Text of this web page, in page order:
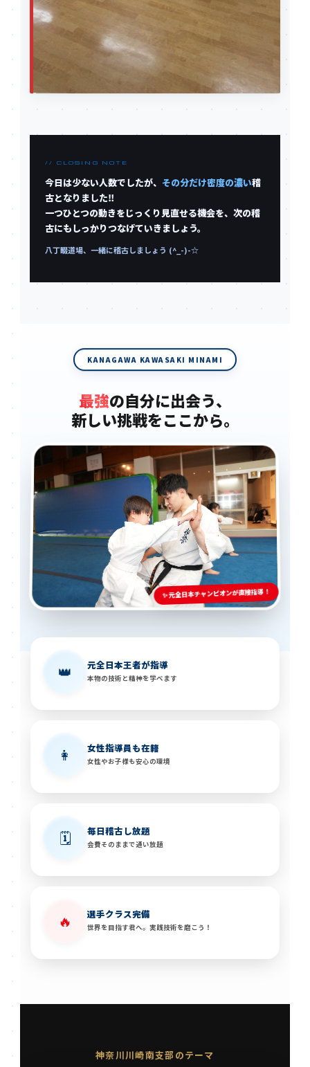
// CLOSING NOTE
今日は少ない人数でしたが、 その分だけ密度の濃い稽
古となりました‼️
一つひとつの動きをじっくり見直せる機会を、次の稽
古にもしっかりつなげていきましょう。
八丁畷道場、一緒に稽古しましょう (^_-)-☆
KANAGAWA KAWASAKI MINAMI
最強の自分に出会う、
新しい挑戦をここから。
✨ 元全日本チャンピオンが直接指導！
👑 元全日本王者が指導
本物の技術と精神を学べます
👩 女性指導員も在籍
女性やお子様も安心の環境
🗓️ 毎日稽古し放題
会費そのままで通い放題
🔥 選手クラス完備
世界を目指す君へ。実践技術を磨こう！
神奈川川崎南支部のテーマ